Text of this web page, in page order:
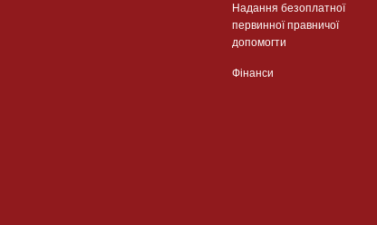
Надання безоплатної
первинної правничої
допомогти
Фінанси